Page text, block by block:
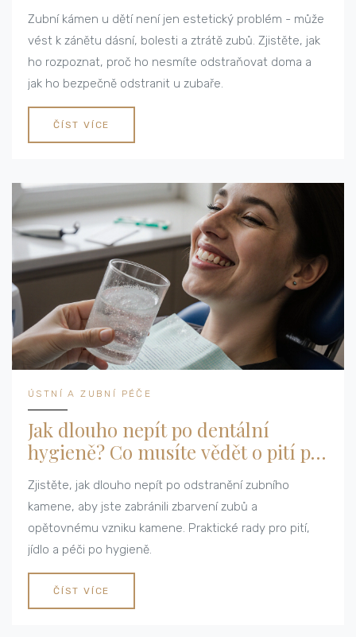
Zubní kámen u dětí není jen estetický problém - může
vést k zánětu dásní, bolesti a ztrátě zubů. Zjistěte, jak
ho rozpoznat, proč ho nesmíte odstraňovat doma a
jak ho bezpečně odstranit u zubaře.
ČÍST VÍCE
ÚSTNÍ A ZUBNÍ PÉČE
Jak dlouho nepít po dentální
hygieně? Co musíte vědět o pití po
odstranění zubního kamene
Zjistěte, jak dlouho nepít po odstranění zubního
kamene, aby jste zabránili zbarvení zubů a
opětovnému vzniku kamene. Praktické rady pro pití,
jídlo a péči po hygieně.
ČÍST VÍCE